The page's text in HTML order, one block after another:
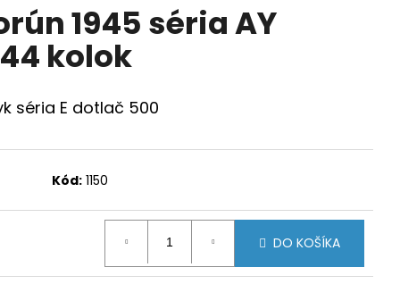
1945 séria AY
kolok
séria E dotlač 500
Kód: 1150
DO KOŠÍKA